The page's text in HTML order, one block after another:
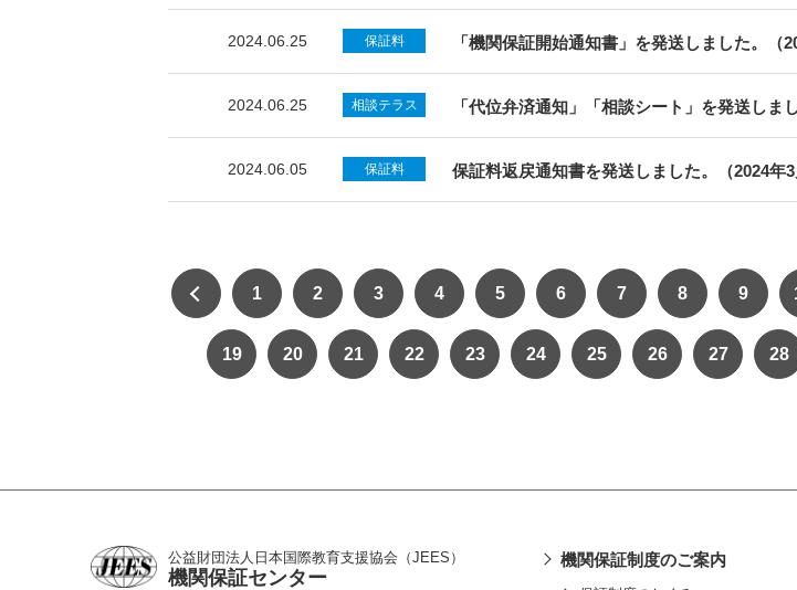
2024.06.25 保証料 「機関保証開始通知書」を発送しました。（
2024.06.25 相談テラス 「代位弁済通知」「相談シート」を発送しまし
2024.06.05 保証料 保証料返戻通知書を発送しました。（2024年3
1 2 3 4 5 6 7 8 9
19 20 21 22 23 24 25 26 27 28
公益財団法人 日本国際教育支援協会（JEES）
機関保証センター
機関保証制度のご案内